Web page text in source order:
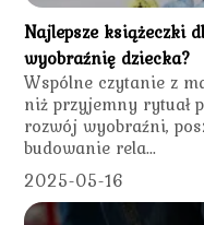
Najlepsze książeczki
wyobraźnię dziecka?
Wspólne czytanie z
niż przyjemny rytuał
rozwój wyobraźni,
budowanie rela...
2025-05-16